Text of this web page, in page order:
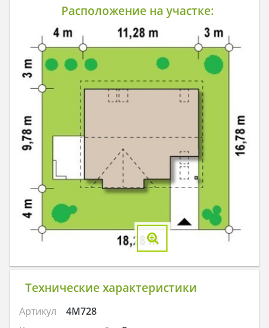
Расположение на участке:
Технические характеристики
Артикул
4M728